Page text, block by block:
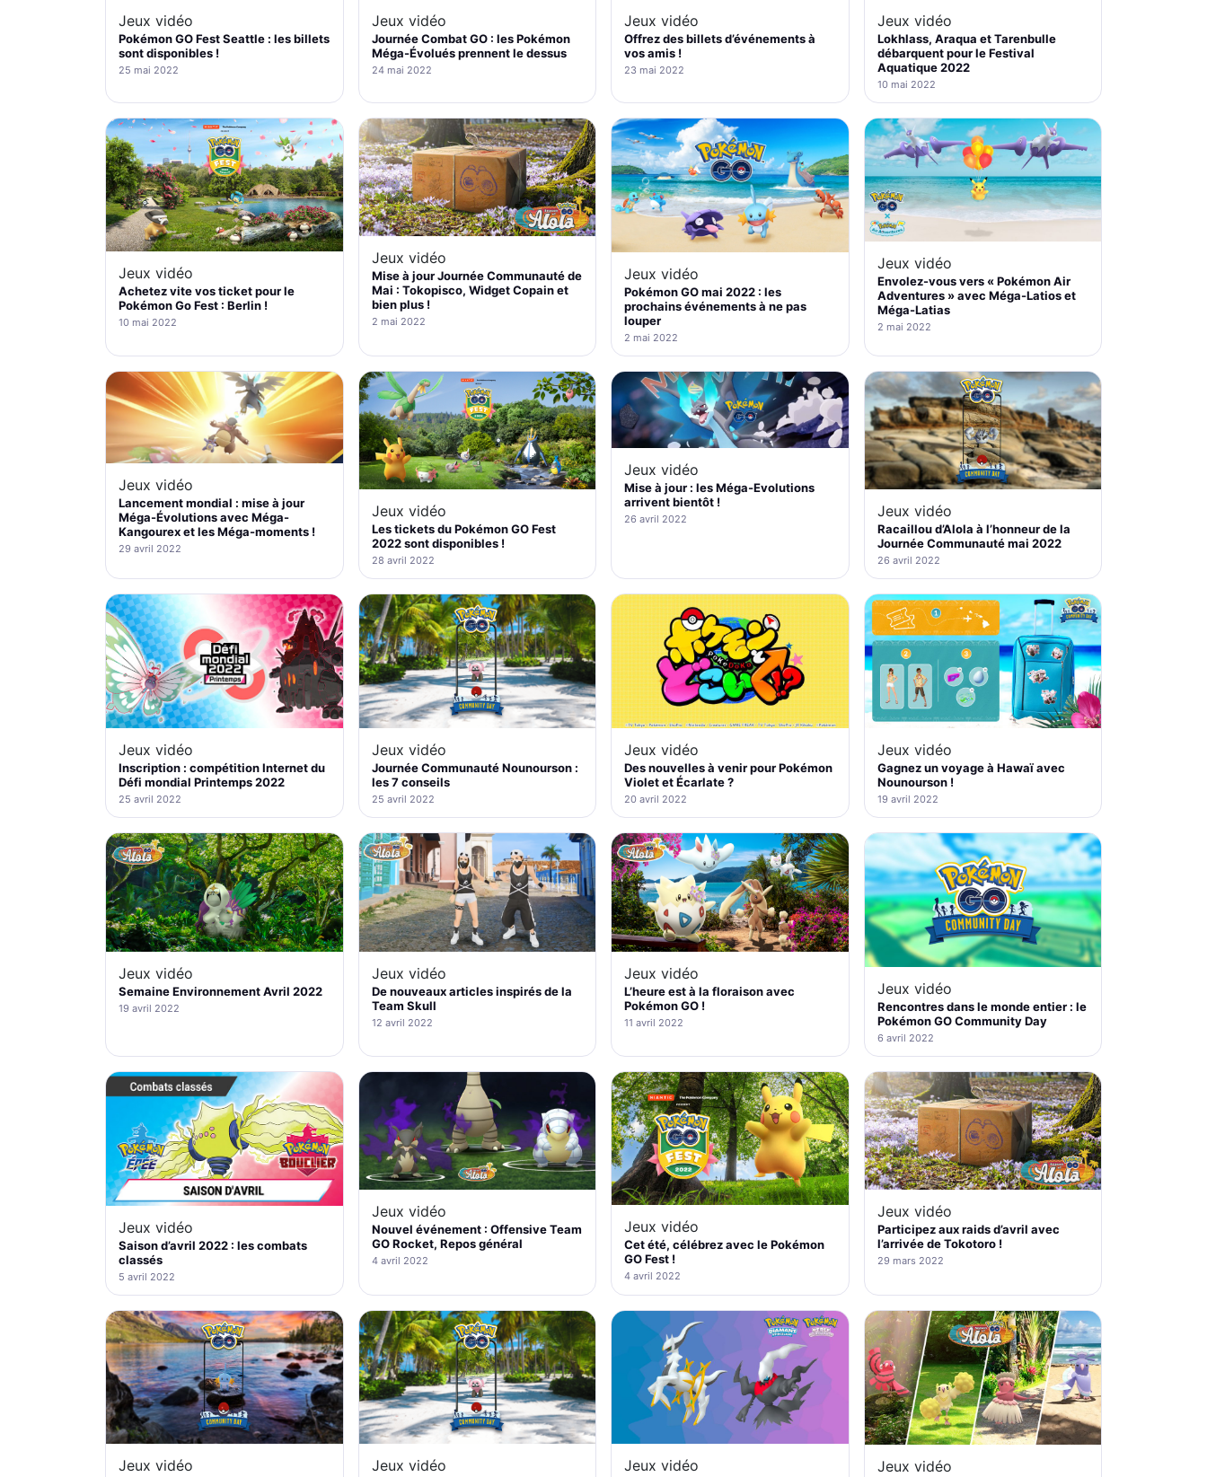
Jeux vidéo
Pokémon GO Fest Seattle : les billets
sont disponibles !
25 mai 2022
Jeux vidéo
Journée Combat GO : les Pokémon
Méga-Évolués prennent le dessus
24 mai 2022
Jeux vidéo
Offrez des billets d’événements à
vos amis !
23 mai 2022
Jeux vidéo
Lokhlass, Araqua et Tarenbulle
débarquent pour le Festival
Aquatique 2022
10 mai 2022
Jeux vidéo
Achetez vite vos ticket pour le
Pokémon Go Fest : Berlin !
10 mai 2022
Jeux vidéo
Mise à jour Journée Communauté de
Mai : Tokopisco, Widget Copain et
bien plus !
2 mai 2022
Jeux vidéo
Pokémon GO mai 2022 : les
prochains événements à ne pas
louper
2 mai 2022
Jeux vidéo
Envolez-vous vers « Pokémon Air
Adventures » avec Méga-Latios et
Méga-Latias
2 mai 2022
Jeux vidéo
Lancement mondial : mise à jour
Méga-Évolutions avec Méga-
Kangourex et les Méga-moments !
29 avril 2022
Jeux vidéo
Les tickets du Pokémon GO Fest
2022 sont disponibles !
28 avril 2022
Jeux vidéo
Mise à jour : les Méga-Evolutions
arrivent bientôt !
26 avril 2022 Jeux vidéo
Racaillou d’Alola à l’honneur de la
Journée Communauté mai 2022
26 avril 2022
Jeux vidéo
Inscription : compétition Internet du
Défi mondial Printemps 2022
25 avril 2022
Jeux vidéo
Journée Communauté Nounourson :
les 7 conseils
25 avril 2022
Jeux vidéo
Des nouvelles à venir pour Pokémon
Violet et Écarlate ?
20 avril 2022
Jeux vidéo
Gagnez un voyage à Hawaï avec
Nounourson !
19 avril 2022
Jeux vidéo
Semaine Environnement Avril 2022
19 avril 2022
Jeux vidéo
De nouveaux articles inspirés de la
Team Skull
12 avril 2022
Jeux vidéo
L’heure est à la floraison avec
Pokémon GO !
11 avril 2022
Jeux vidéo
Rencontres dans le monde entier : le
Pokémon GO Community Day
6 avril 2022
Jeux vidéo
Saison d’avril 2022 : les combats
classés
5 avril 2022
Jeux vidéo
Nouvel événement : Offensive Team
GO Rocket, Repos général
4 avril 2022
Jeux vidéo
Cet été, célébrez avec le Pokémon
GO Fest !
4 avril 2022
Jeux vidéo
Participez aux raids d’avril avec
l’arrivée de Tokotoro !
29 mars 2022
Jeux vidéo Jeux vidéo Jeux vidéo Jeux vidéo